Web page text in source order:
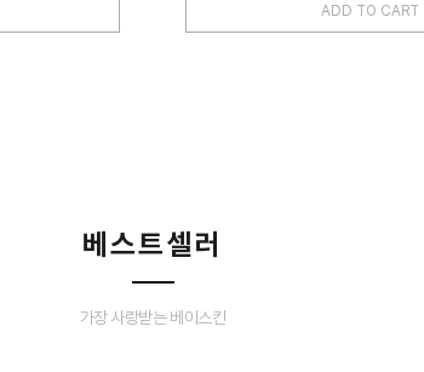
ADD TO CART
베스트셀러
가장 사랑받는 베이스킨